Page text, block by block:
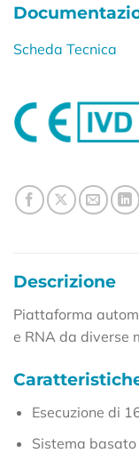
Scheda Tecnica
Descrizione
Piattaforma
e RNA da diverse
Esecuzione di
Sistema